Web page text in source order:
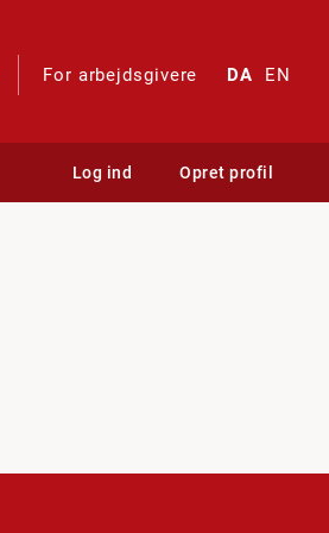
For arbejdsgivere DA EN
Log ind Opret profil